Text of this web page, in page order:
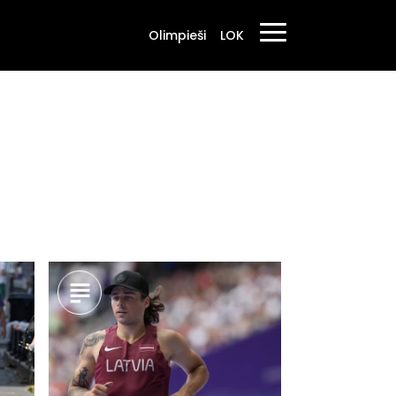
Olimpieši LOK